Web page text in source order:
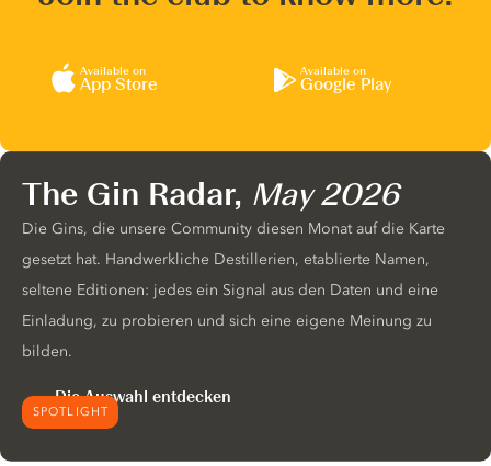
Available on
App Store
Available on
Google Play
SPOTLIGHT
The Gin Radar, May 2026
Die Gins, die unsere Community diesen Monat auf die Karte
gesetzt hat. Handwerkliche Destillerien, etablierte Namen,
seltene Editionen: jedes ein Signal aus den Daten und eine
Einladung, zu probieren und sich eine eigene Meinung zu
bilden.
Die Auswahl entdecken